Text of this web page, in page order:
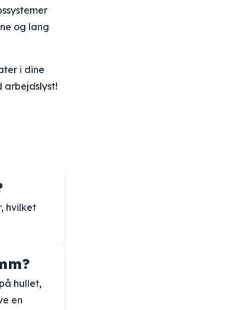
og lang
i dine
arbejdslyst!
hvilket
hullet,
en